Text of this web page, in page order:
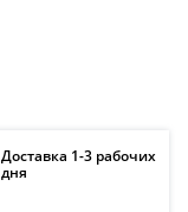
Доставка 1-3 рабочих
дня